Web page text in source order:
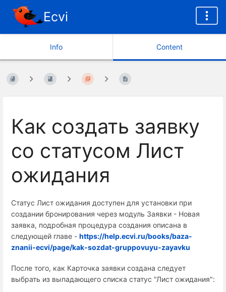
Ecvi
Info Content
Как создать заявку
со статусом Лист
ожидания
Статус Лист ожидания доступен для установки при
создании бронирования через модуль Заявки - Новая
заявка, подробная процедура создания описана в
следующей главе - https://help.ecvi.ru/books/baza-
znanii-ecvi/page/kak-sozdat-gruppovuyu-zayavku
После того, как Карточка заявки создана следует
выбрать из выпадающего списка статус "Лист ожидания":